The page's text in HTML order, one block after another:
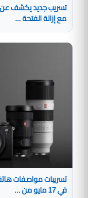
مع إزالة الفتحة ...
في 17 مايو من ...